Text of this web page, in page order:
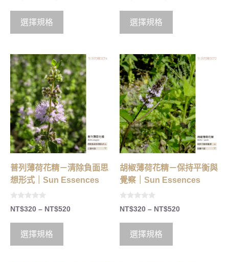
5
選擇規格
5
選擇規格
普列薄荷花精－清除負面思
想形式｜Sun Essences
0
o
t
5
NT$320 – NT$520
選擇規格
胡椒薄荷花精－保持平衡與
覺察｜Sun Essences
0
o
t
5
NT$320 – NT$520
選擇規格